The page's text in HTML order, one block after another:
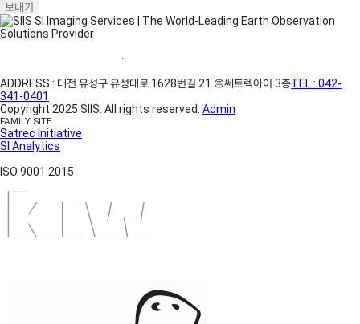
보내기
·
ADDRESS : 대전 유성구 유성대로 1628번길 21 ㈜쎄트렉아이 3층TEL : 042-
341-0401
Copyright 2025 SIIS. All rights reserved. Admin
FAMILY SITE
Satrec Initiative
SI Analytics
ISO 9001:2015